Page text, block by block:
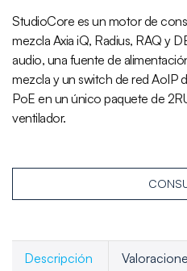
StudioCore es un motor de
mezcla Axia iQ, Radius, RAQ y
audio, una fuente de
mezcla y un switch de red AoIP
PoE en un único paquete de
ventilador.
Descripción